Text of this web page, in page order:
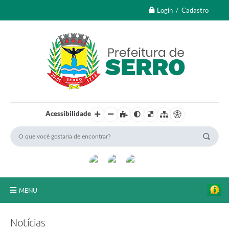
Login / Cadastro
Acessibilidade
MENU
Notícias